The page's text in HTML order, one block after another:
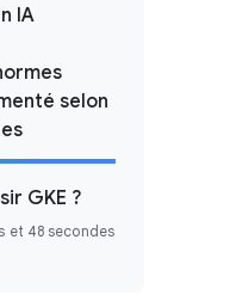
IA
selon
GKE ?
et 48 secondes